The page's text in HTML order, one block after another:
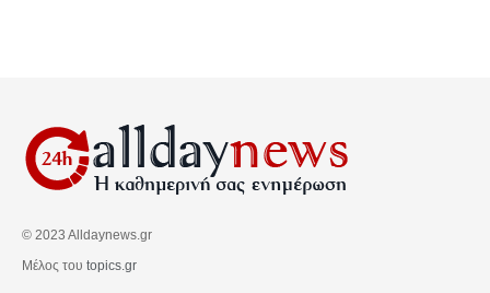
© 2023 Alldaynews.gr
Μέλος του topics.gr